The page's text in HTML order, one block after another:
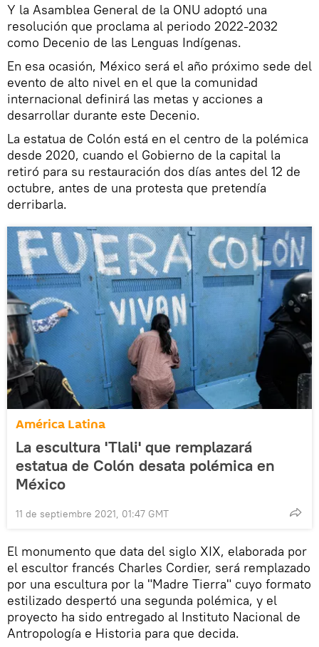
Y la Asamblea General de la ONU adoptó una
resolución que proclama al periodo 2022-2032
como Decenio de las Lenguas Indígenas.
En esa ocasión, México será el año próximo sede del
evento de alto nivel en el que la comunidad
internacional definirá las metas y acciones a
desarrollar durante este Decenio.
La estatua de Colón está en el centro de la polémica
desde 2020, cuando el Gobierno de la capital la
retiró para su restauración dos días antes del 12 de
octubre, antes de una protesta que pretendía
derribarla.
América Latina
La escultura 'Tlali' que remplazará
estatua de Colón desata polémica en
México
11 de septiembre 2021, 01:47 GMT
El monumento que data del siglo XIX, elaborada por
el escultor francés Charles Cordier, será remplazado
por una escultura por la "Madre Tierra" cuyo formato
estilizado despertó una segunda polémica, y el
proyecto ha sido entregado al Instituto Nacional de
Antropología e Historia para que decida.